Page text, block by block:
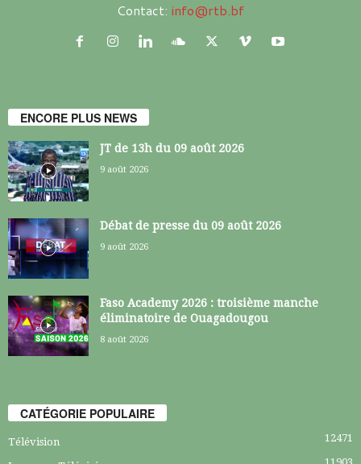
Contact: info@rtb.bf
ENCORE PLUS NEWS
JT de 13h du 09 août 2026
9 août 2026
Débat de presse du 09 août 2026
9 août 2026
Faso Academy 2026 : troisième manche
éliminatoire de Ouagadougou
8 août 2026
CATÉGORIE POPULAIRE
Télévision 12471